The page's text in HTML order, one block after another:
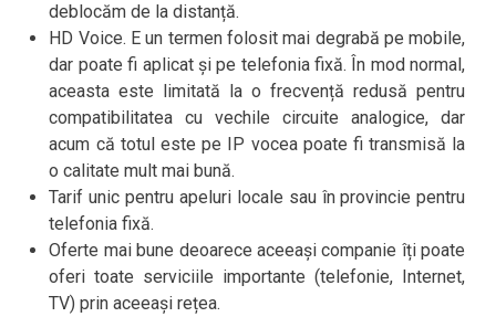
deblocăm de la distanță.
HD Voice. E un termen folosit mai degrabă pe mobile,
dar poate fi aplicat și pe telefonia fixă. În mod normal,
aceasta este limitată la o frecvență redusă pentru
compatibilitatea cu vechile circuite analogice, dar
acum că totul este pe IP vocea poate fi transmisă la
o calitate mult mai bună.
Tarif unic pentru apeluri locale sau în provincie pentru
telefonia fixă.
Oferte mai bune deoarece aceeași companie îți poate
oferi toate serviciile importante (telefonie, Internet,
TV) prin aceeași rețea.